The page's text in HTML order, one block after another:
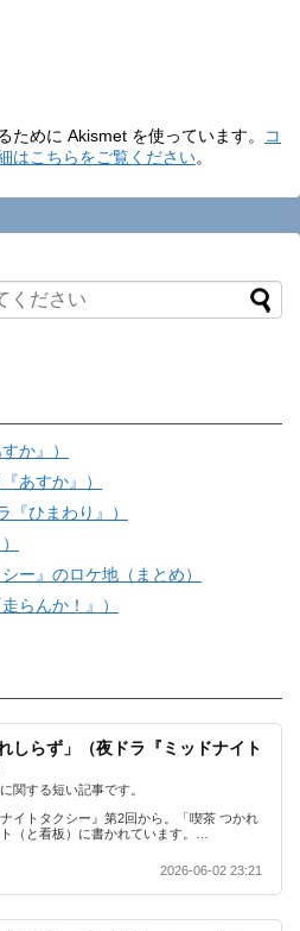
ために Akismet を使っています。
コ
はこちらをご覧ください。
か』）
あすか』）
『ひまわり』）
ー』のロケ地（まとめ）
らんか！』）
しらず」（夜ドラ『ミッドナイト
関する短い記事です。
イトタクシー』第2回から。「喫茶 つかれ
（と看板）に書かれています。…
2026-06-02 23:21